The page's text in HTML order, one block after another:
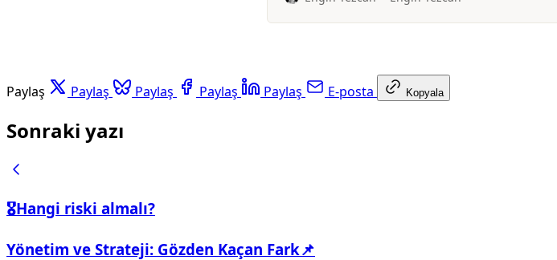
Paylaş Paylaş Paylaş Paylaş Paylaş E-posta Kopyala
Sonraki yazı
🎖️Hangi riski almalı?
Yönetim ve Strateji: Gözden Kaçan Fark📌